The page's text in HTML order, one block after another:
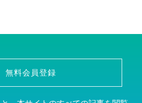
無料会員登録